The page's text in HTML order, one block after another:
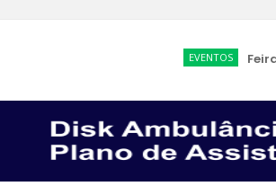
EVENTOS Feira da